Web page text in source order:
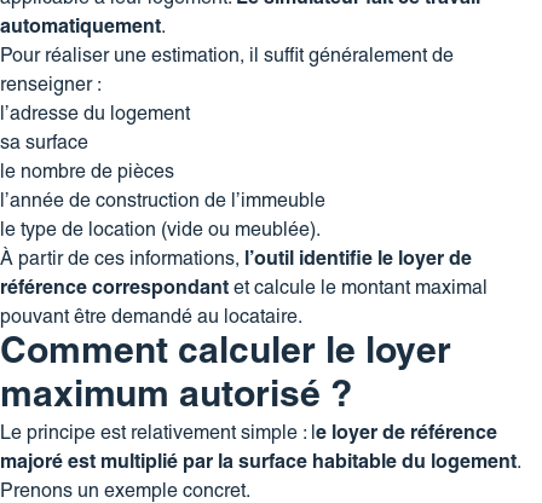
automatiquement.
Pour réaliser une estimation, il suffit généralement de
renseigner :
l’adresse du logement
sa surface
le nombre de pièces
l’année de construction de l’immeuble
le type de location (vide ou meublée).
À partir de ces informations,
l’outil identifie le loyer de
référence correspondant et calcule le montant maximal
pouvant être demandé au locataire.
Comment calculer le loyer
maximum autorisé ?
Le principe est relativement simple : l e loyer de référence
majoré est multiplié par la surface habitable du logement.
Prenons un exemple concret.